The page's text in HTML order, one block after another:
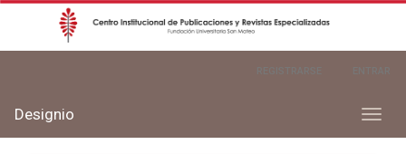
principal
Barra
lateral
Toggle
Designio